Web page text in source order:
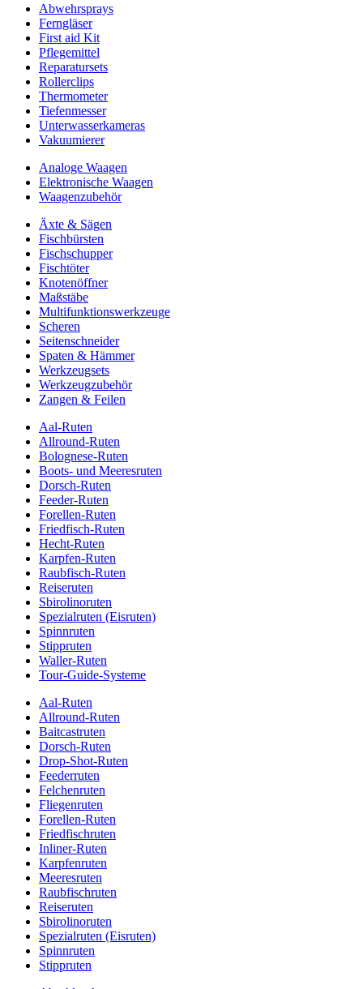
Abwehrsprays
Ferngläser
First aid Kit
Pflegemittel
Reparatursets
Rollerclips
Thermometer
Tiefenmesser
Unterwasserkameras
Vakuumierer
Analoge Waagen
Elektronische Waagen
Waagenzubehör
Äxte & Sägen
Fischbürsten
Fischschupper
Fischtöter
Knotenöffner
Maßstäbe
Multifunktionswerkzeuge
Scheren
Seitenschneider
Spaten & Hämmer
Werkzeugsets
Werkzeugzubehör
Zangen & Feilen
Aal-Ruten
Allround-Ruten
Bolognese-Ruten
Boots- und Meeresruten
Dorsch-Ruten
Feeder-Ruten
Forellen-Ruten
Friedfisch-Ruten
Hecht-Ruten
Karpfen-Ruten
Raubfisch-Ruten
Reiseruten
Sbirolinoruten
Spezialruten (Eisruten)
Spinnruten
Stippruten
Waller-Ruten
Tour-Guide-Systeme
Aal-Ruten
Allround-Ruten
Baitcastruten
Dorsch-Ruten
Drop-Shot-Ruten
Feederruten
Felchenruten
Fliegenruten
Forellen-Ruten
Friedfischruten
Inliner-Ruten
Karpfenruten
Meeresruten
Raubfischruten
Reiseruten
Sbirolinoruten
Spezialruten (Eisruten)
Spinnruten
Stippruten